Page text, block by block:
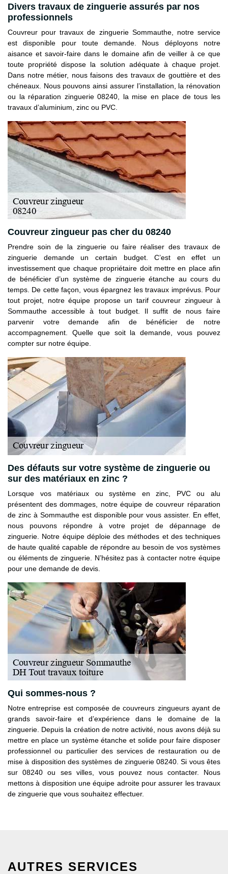
Divers travaux de zinguerie assurés par nos
professionnels
Couvreur pour travaux de zinguerie Sommauthe, notre service
est disponible pour toute demande. Nous déployons notre
aisance et savoir-faire dans le domaine afin de veiller à ce que
toute propriété dispose la solution adéquate à chaque projet.
Dans notre métier, nous faisons des travaux de gouttière et des
chéneaux. Nous pouvons ainsi assurer l’installation, la rénovation
ou la réparation zinguerie 08240, la mise en place de tous les
travaux d’aluminium, zinc ou PVC.
Couvreur zingueur pas cher du 08240
Prendre soin de la zinguerie ou faire réaliser des travaux de
zinguerie demande un certain budget. C’est en effet un
investissement que chaque propriétaire doit mettre en place afin
de bénéficier d’un système de zinguerie étanche au cours du
temps. De cette façon, vous épargnez les travaux imprévus. Pour
tout projet, notre équipe propose un tarif couvreur zingueur à
Sommauthe accessible à tout budget. Il suffit de nous faire
parvenir votre demande afin de bénéficier de notre
accompagnement. Quelle que soit la demande, vous pouvez
compter sur notre équipe.
Des défauts sur votre système de zinguerie ou
sur des matériaux en zinc ?
Lorsque vos matériaux ou système en zinc, PVC ou alu
présentent des dommages, notre équipe de couvreur réparation
de zinc à Sommauthe est disponible pour vous assister. En effet,
nous pouvons répondre à votre projet de dépannage de
zinguerie. Notre équipe déploie des méthodes et des techniques
de haute qualité capable de répondre au besoin de vos systèmes
ou éléments de zinguerie. N’hésitez pas à contacter notre équipe
pour une demande de devis.
Qui sommes-nous ?
Notre entreprise est composée de couvreurs zingueurs ayant de
grands savoir-faire et d’expérience dans le domaine de la
zinguerie. Depuis la création de notre activité, nous avons déjà su
mettre en place un système étanche et solide pour faire disposer
professionnel ou particulier des services de restauration ou de
mise à disposition des systèmes de zinguerie 08240. Si vous êtes
sur 08240 ou ses villes, vous pouvez nous contacter. Nous
mettons à disposition une équipe adroite pour assurer les travaux
de zinguerie que vous souhaitez effectuer.
AUTRES SERVICES